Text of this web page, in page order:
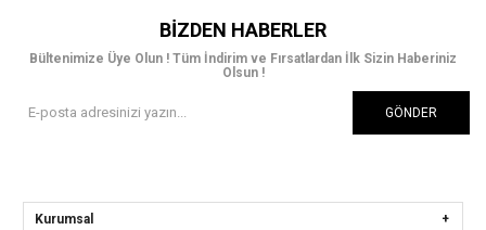
BIZDEN HABERLER
Bültenimize Üye Olun ! Tüm İndirim ve Fırsatlardan İlk Sizin Haberiniz
Olsun !
GÖNDER
Kurumsal